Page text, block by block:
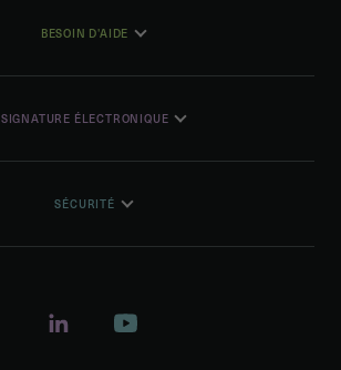
BESOIN D'AIDE
SIGNATURE ÉLECTRONIQUE
SÉCURITÉ